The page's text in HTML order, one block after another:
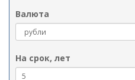
Валюта
На срок, лет